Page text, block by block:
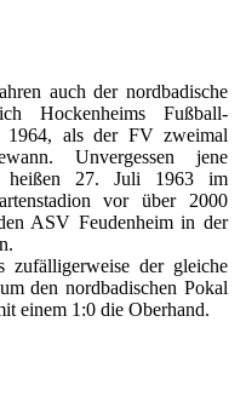
auch der nordbadische
Hockenheims Fußball-
als der FV zweimal
Unvergessen jene
heißen 27. Juli 1963 im
vor über 2000
ASV Feudenheim in der
der gleiche
den nordbadischen Pokal
einem 1:0 die Oberhand.